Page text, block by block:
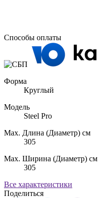
Способы оплаты
Форма
Круглый
Модель
Steel Pro
Max. Длина (Диаметр) см
305
Max. Ширина (Диаметр) см
305
Все характеристики
Поделиться